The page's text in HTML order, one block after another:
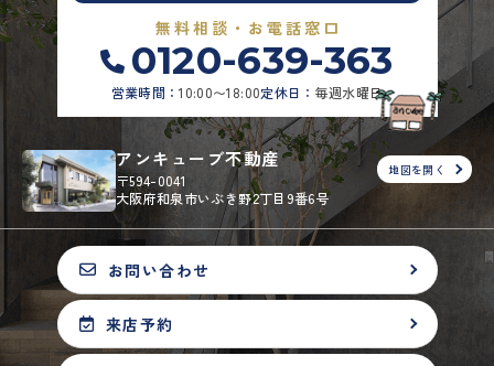
無料相談・お電話窓口
0120-639-363
営業時間：10:00〜18:00定休日： 毎週水曜日
アンキューブ不動産
〒594-0041
大阪府和泉市いぶき野2丁目9番6号
地図を開く
お問い合わせ
来店予約